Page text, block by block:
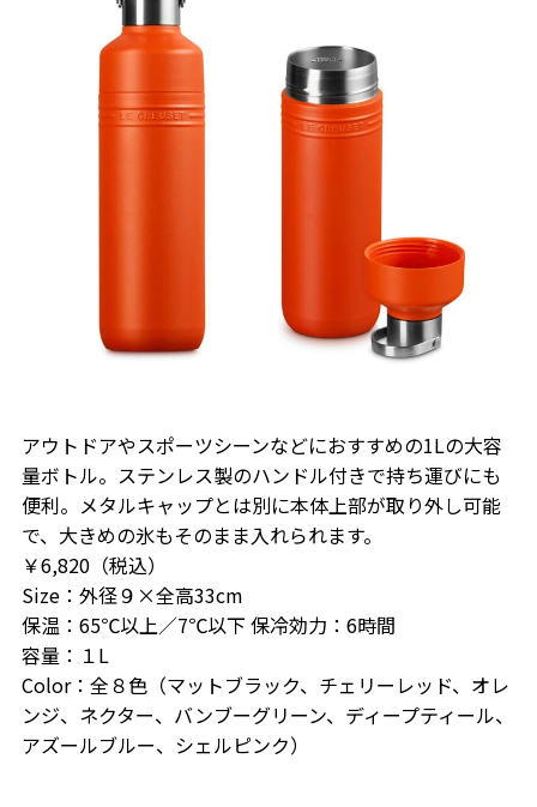
アウトドアやスポーツシーンなどにおすすめの1Lの大容
量ボトル。ステンレス製のハンドル付きで持ち運びにも
便利。メタルキャップとは別に本体上部が取り外し可能
で、大きめの氷もそのまま入れられます。
￥6,820（税込）
Size：外径９×全高33cm
保温：65℃以上／7℃以下 保冷効力：6時間
容量：１L
Color：全８色（マットブラック、チェリーレッド、オレ
ンジ、ネクター、バンブーグリーン、ディープティール、
アズールブルー、シェルピンク）